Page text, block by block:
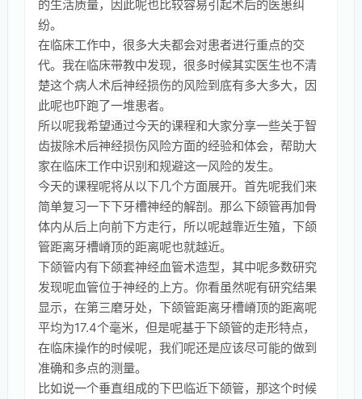
的生活质量，因此呢也比较容易引起术后的医患纠
纷。
在临床工作中，很多大夫都会对患者进行重点的交
代。我在临床带教中发现，很多时候其实医生也不清
楚这个病人术后神经损伤的风险到底有多大多大，因
此呢也吓跑了一堆患者。
所以呢我希望通过今天的课程和大家分享一些关于智
齿拔除术后神经损伤风险方面的经验和体会，帮助大
家在临床工作中识别和规避这一风险的发生。
今天的课程呢将从以下几个方面展开。首先呢我们来
简单复习一下下牙槽神经的解剖。那么下颌管再加骨
体内从后上向前下方走行，所以呢越靠近生殖，下颌
管距离牙槽嵴顶的距离呢也就越近。
下颌管内有下颌套神经血管术造型，其中呢多数研究
发现呢血管位于神经的上方。你看虽然呢有研究结果
显示，在第三磨牙处，下颌管距离牙槽嵴顶的距离呢
平均为17.4个毫米，但是呢基于下颌管的走形特点，
在临床操作的时候呢，我们呢还是应该尽可能的做到
准确和多点的测量。
比如说一个垂直组成的下巴临近下颌管，那这个时候